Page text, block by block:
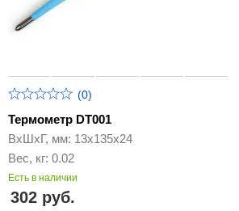
(0)
Термометр DT001
ВхШхГ, мм: 13х135х24
Вес, кг: 0.02
Есть в наличии
302 руб.